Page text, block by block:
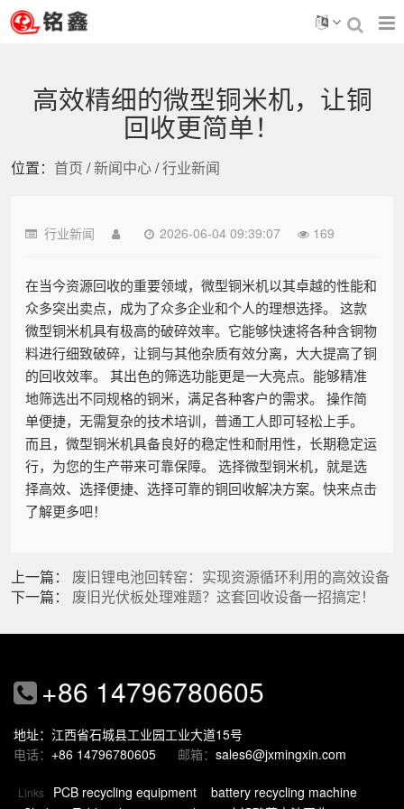
高效精细的微型铜米机，让铜
回收更简单！
位置： 首页 /新闻中心/行业新闻
行业新闻 2026-06-04 09:39:07 169
在当今资源回收的重要领域，微型铜米机以其卓越的性能和
众多突出卖点，成为了众多企业和个人的理想选择。 这款
微型铜米机具有极高的破碎效率。它能够快速将各种含铜物
料进行细致破碎，让铜与其他杂质有效分离，大大提高了铜
的回收效率。 其出色的筛选功能更是一大亮点。能够精准
地筛选出不同规格的铜米，满足各种客户的需求。 操作简
单便捷，无需复杂的技术培训，普通工人即可轻松上手。
而且，微型铜米机具备良好的稳定性和耐用性，长期稳定运
行，为您的生产带来可靠保障。 选择微型铜米机，就是选
择高效、选择便捷、选择可靠的铜回收解决方案。快来点击
了解更多吧！
上一篇： 废旧锂电池回转窑：实现资源循环利用的高效设备
下一篇： 废旧光伏板处理难题？这套回收设备一招搞定！
+86 14796780605
地址：江西省石城县工业园工业大道15号
电话： +86 14796780605 邮箱： sales6@jxmingxin.com
Links PCB recycling equipment
battery recycling machine